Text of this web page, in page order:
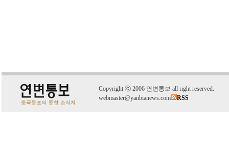
Copyright ⓒ 2006 연변통보 all right reserved.
webmaster@yanbianews.com
RSS